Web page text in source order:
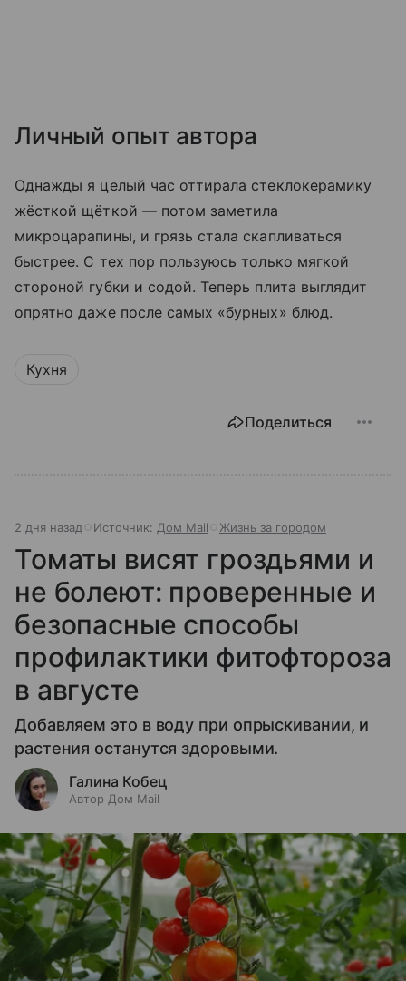
Личный опыт автора
Однажды я целый час оттирала стеклокерамику
жёсткой щёткой — потом заметила
микроцарапины, и грязь стала скапливаться
быстрее. С тех пор пользуюсь только мягкой
стороной губки и содой. Теперь плита выглядит
опрятно даже после самых «бурных» блюд.
Кухня
Поделиться
2 дня назад Источник: Дом Mail Жизнь за городом
Томаты висят гроздьями и
не болеют: проверенные и
безопасные способы
профилактики фитофтороза
в августе
Добавляем это в воду при опрыскивании, и
растения останутся здоровыми.
Галина Кобец
Автор Дом Mail